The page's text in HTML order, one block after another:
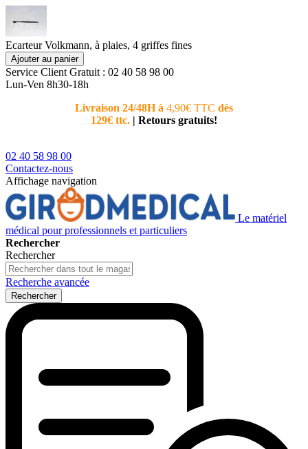
Ecarteur Volkmann, à plaies, 4 griffes fines
Ajouter au panier
Service Client Gratuit : 02 40 58 98 00
Lun-Ven 8h30-18h
Livraison 24/48H à 4,90€ TTC dès
129€ ttc. | Retours gratuits!
02 40 58 98 00
Contactez-nous
Affichage navigation
Le matériel
médical pour professionnels et particuliers
Rechercher
Rechercher
Recherche avancée
Rechercher